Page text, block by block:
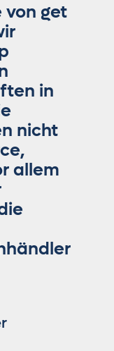
von get
in
nicht
allem